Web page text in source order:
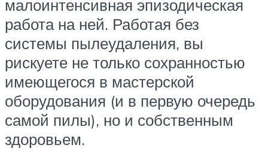
малоинтенсивная эпизодическая
работа на ней. Работая без
системы пылеудаления, вы
рискуете не только сохранностью
имеющегося в мастерской
оборудования (и в первую очередь
самой пилы), но и собственным
здоровьем.